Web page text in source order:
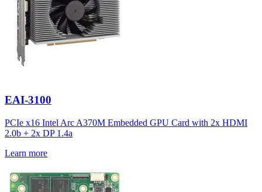
EAI-3100
PCIe x16 Intel Arc A370M Embedded GPU Card with 2x HDMI
2.0b + 2x DP 1.4a
Learn more